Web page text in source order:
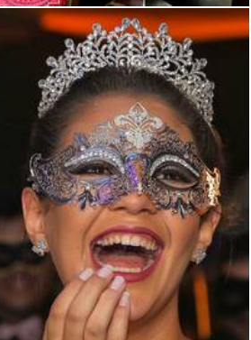
2925 18